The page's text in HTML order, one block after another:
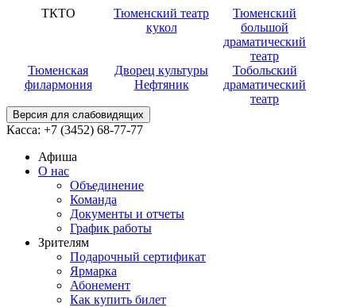
ТКТО
Тюменский театр
кукол
Тюменский
большой
драматический
театр
Тюменская
филармония
Дворец культуры
Нефтяник
Тобольский
драматический
театр
Версия для слабовидящих
Касса: +7 (3452) 68-77-77
Афиша
О нас
Объединение
Команда
Документы и отчеты
График работы
Зрителям
Подарочный сертификат
Ярмарка
Абонемент
Как купить билет